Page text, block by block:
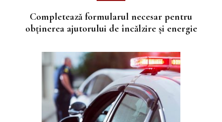
Completează formularul necesar pentru
obținerea ajutorului de încălzire și energie